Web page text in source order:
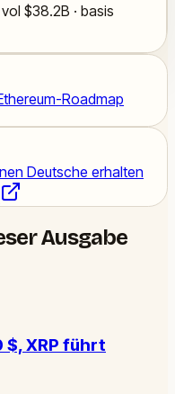
$38.2B · basis
Roadmap
Deutsche erhalten
Ausgabe
XRP führt